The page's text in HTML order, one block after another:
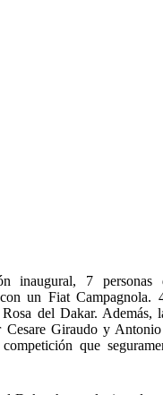
inaugural, 7 personas
un Fiat Campagnola.
del Dakar. Además,
Cesare Giraudo y
que